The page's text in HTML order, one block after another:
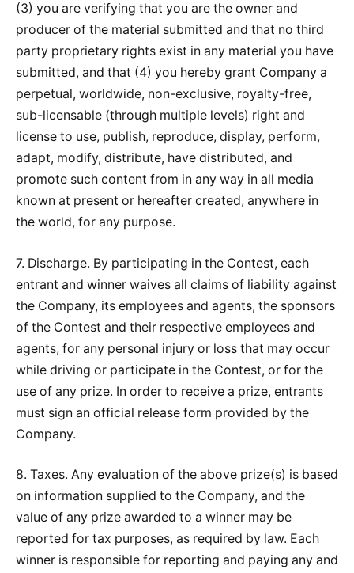
(3) you are verifying that you are the owner and
producer of the material submitted and that no third
party proprietary rights exist in any material you have
submitted, and that (4) you hereby grant Company a
perpetual, worldwide, non-exclusive, royalty-free,
sub-licensable (through multiple levels) right and
license to use, publish, reproduce, display, perform,
adapt, modify, distribute, have distributed, and
promote such content from in any way in all media
known at present or hereafter created, anywhere in
the world, for any purpose.
7. Discharge. By participating in the Contest, each
entrant and winner waives all claims of liability against
the Company, its employees and agents, the sponsors
of the Contest and their respective employees and
agents, for any personal injury or loss that may occur
while driving or participate in the Contest, or for the
use of any prize. In order to receive a prize, entrants
must sign an official release form provided by the
Company.
8. Taxes. Any evaluation of the above prize(s) is based
on information supplied to the Company, and the
value of any prize awarded to a winner may be
reported for tax purposes, as required by law. Each
winner is responsible for reporting and paying any and